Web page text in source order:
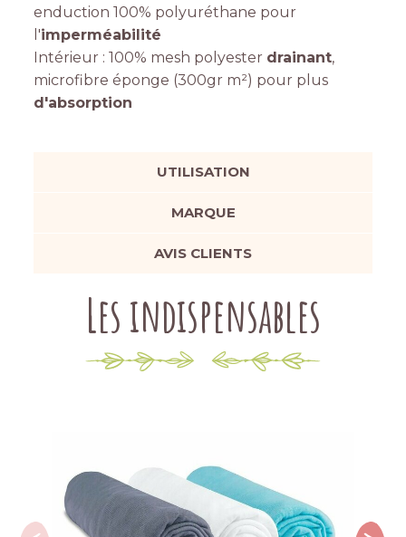
enduction 100% polyuréthane pour
l'imperméabilité
Intérieur : 100% mesh polyester drainant,
microfibre éponge (300gr m²) pour plus
d'absorption
UTILISATION
MARQUE
AVIS CLIENTS
Les indispensables